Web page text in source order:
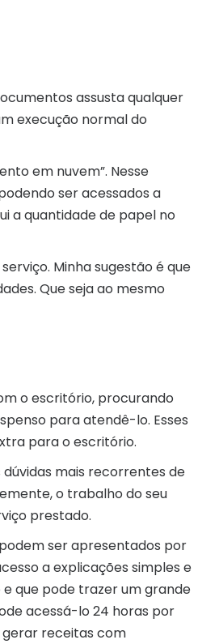
assusta qualquer
execução normal do
em nuvem”. Nesse
ser acessados a
a quantidade de papel no
Minha sugestão é que
Que seja ao mesmo
o escritório, procurando
para atendê-lo. Esses
para o escritório.
mais recorrentes de
o trabalho do seu
prestado.
ser apresentados por
a explicações simples e
que pode trazer um grande
acessá-lo 24 horas por
gerar receitas com